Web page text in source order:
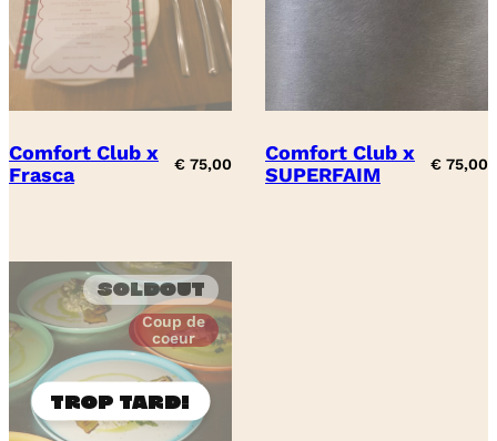
Comfort Club x
Frasca
€ 75,00
Comfort Club x
SUPERFAIM
€ 75,00
Soldout
Coup de
coeur